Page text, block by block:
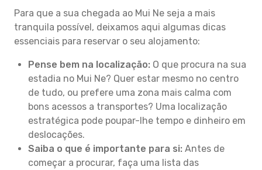
Para que a sua chegada ao Mui Ne seja a mais
tranquila possível, deixamos aqui algumas dicas
essenciais para reservar o seu alojamento:
Pense bem na localização: O que procura na sua
estadia no Mui Ne? Quer estar mesmo no centro
de tudo, ou prefere uma zona mais calma com
bons acessos a transportes? Uma localização
estratégica pode poupar-lhe tempo e dinheiro em
deslocações.
Saiba o que é importante para si: Antes de
começar a procurar, faça uma lista das